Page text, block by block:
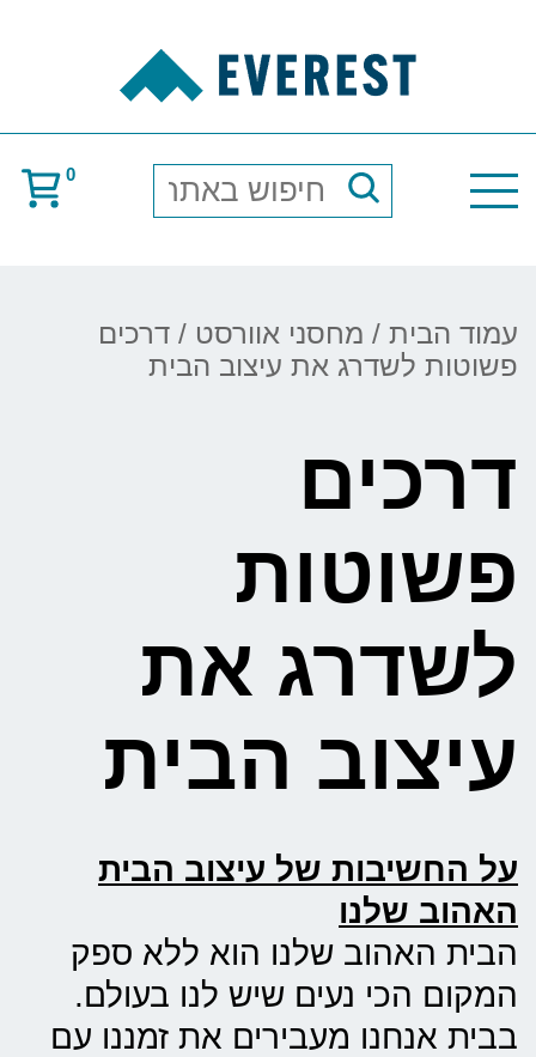
חיפוש
0
עמוד הבית / מחסני אוורסט / דרכים
פשוטות לשדרג את עיצוב הבית
דרכים
פשוטות
לשדרג את
עיצוב הבית
על החשיבות של עיצוב הבית
האהוב שלנו
הבית האהוב שלנו הוא ללא ספק
המקום הכי נעים שיש לנו בעולם.
בבית אנחנו מעבירים את זמננו עם